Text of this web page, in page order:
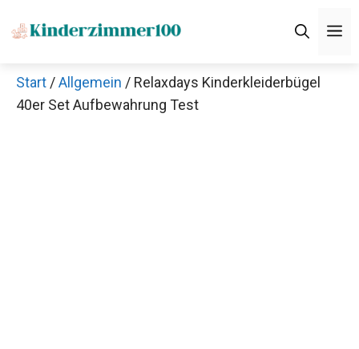
Inhalt
Start /Allgemein / Relaxdays Kinderkleiderbügel
40er Set Aufbewahrung Test